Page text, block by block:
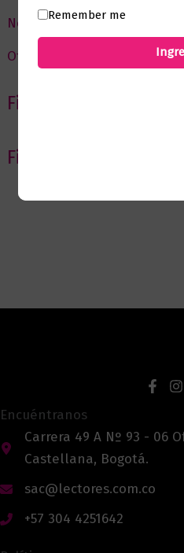
Novedades
Ofertas
Filtrar por Autor
Filtrar por editorial
Encuéntranos
Carrera 49 A Nº 93 - 06
Castellana, Bogotá.
sac@lectores.com.co
+57 304 4251642
Remember me